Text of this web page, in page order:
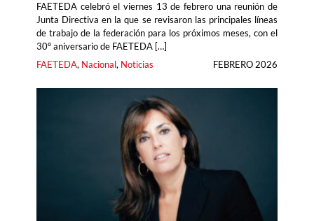
FAETEDA celebró el viernes 13 de febrero una reunión de
Junta Directiva en la que se revisaron las principales líneas
de trabajo de la federación para los próximos meses, con el
30º aniversario de FAETEDA […]
FAETEDA, Nacional, Noticias FEBRERO 2026